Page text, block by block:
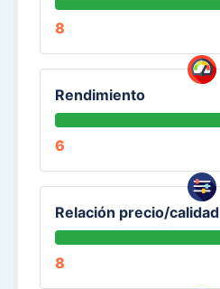
8
Rendimiento
6
Relación precio/calidad
8